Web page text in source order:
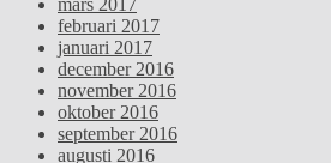
mars 2017
februari 2017
januari 2017
december 2016
november 2016
oktober 2016
september 2016
augusti 2016